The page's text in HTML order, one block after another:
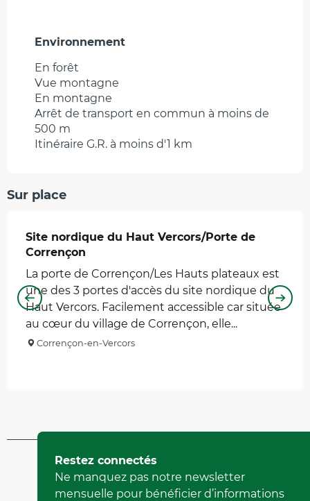
Environnement
Environnement
En forêt
Vue montagne
En montagne
Arrêt de transport en commun à moins de
500 m
Itinéraire G.R. à moins d'1 km
Sur place
Site nordique du Haut Vercors/Porte de
Corrençon
La porte de Corrençon/Les Hauts plateaux est
une des 3 portes d'accès du site nordique du
Haut Vercors. Facilement accessible car située
au cœur du village de Corrençon, elle...
Corrençon-en-Vercors
Mis à jour le 17 mars 2025 à 15:18
par Office de Tourisme de Corrençon en Vercors
(Identifiant de l'offre : 413642)
Restez connectés
Ne manquez pas notre newsletter
mensuelle pour bénéficier d’informations